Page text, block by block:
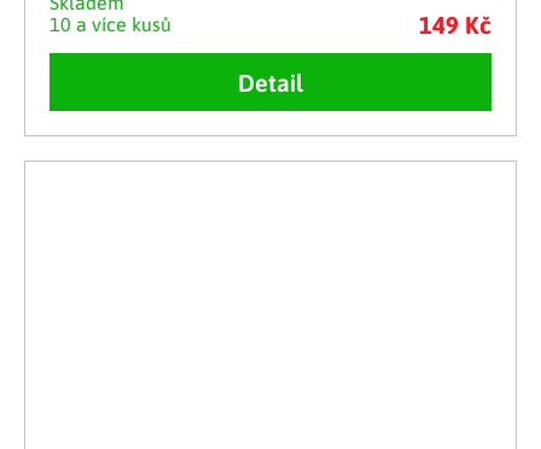
10 a více kusů
149 Kč
Detail